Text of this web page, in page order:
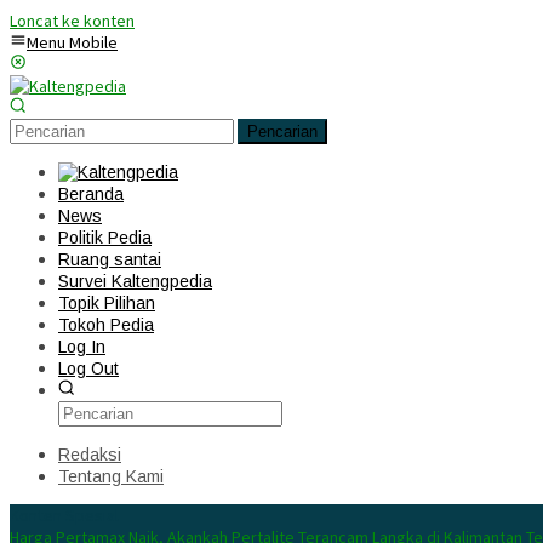
Loncat ke konten
Menu Mobile
Pencarian
Beranda
News
Politik Pedia
Ruang santai
Survei Kaltengpedia
Topik Pilihan
Tokoh Pedia
Log In
Log Out
Redaksi
Tentang Kami
Harga Pertamax Naik, Akankah Pertalite Terancam Langka di Kalimantan